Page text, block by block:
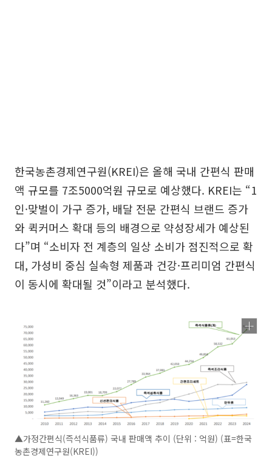
한국농촌경제연구원(KREI)은 올해 국내 간편식 판매
액 규모를 7조5000억원 규모로 예상했다. KREI는 “1
인·맞벌이 가구 증가, 배달 전문 간편식 브랜드 증가
와 퀵커머스 확대 등의 배경으로 약성장세가 예상된
다”며 “소비자 전 계층의 일상 소비가 점진적으로 확
대, 가성비 중심 실속형 제품과 건강·프리미엄 간편식
이 동시에 확대될 것”이라고 분석했다.
▲가정간편식(즉석식품류) 국내 판매액 추이 (단위 : 억원) (표=한국
농촌경제연구원(KREI))